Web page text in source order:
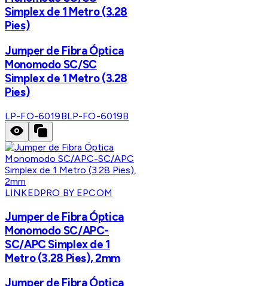
Simplex de 1 Metro (3.28
Pies)
Jumper de Fibra Óptica
Monomodo SC/SC
Simplex de 1 Metro (3.28
Pies)
LP-FO-6019BLP-FO-6019B
LINKEDPRO BY EPCOM
Jumper de Fibra Óptica
Monomodo SC/APC-
SC/APC Simplex de 1
Metro (3.28 Pies), 2mm
Jumper de Fibra Óptica